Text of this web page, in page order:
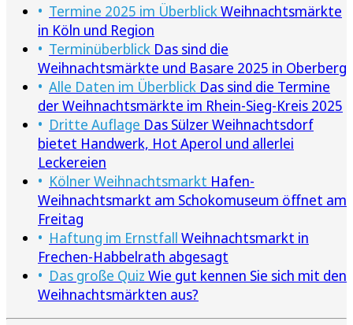
Termine 2025 im ÜberblickWeihnachtsmärkte
in Köln und Region
Terminüberblick Das sind die
Weihnachtsmärkte und Basare 2025 in Oberberg
Alle Daten im Überblick Das sind die Termine
der Weihnachtsmärkte im Rhein-Sieg-Kreis 2025
Dritte Auflage Das Sülzer Weihnachtsdorf
bietet Handwerk, Hot Aperol und allerlei
Leckereien
Kölner Weihnachtsmarkt Hafen-
Weihnachtsmarkt am Schokomuseum öffnet am
Freitag
Haftung im Ernstfall Weihnachtsmarkt in
Frechen-Habbelrath abgesagt
Das große Quiz Wie gut kennen Sie sich mit den
Weihnachtsmärkten aus?